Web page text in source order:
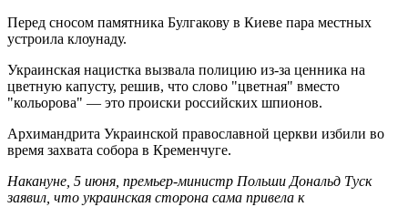
Перед сносом памятника Булгакову в Киеве пара местных
устроила клоунаду.
Украинская нацистка вызвала полицию из-за ценника на
цветную капусту, решив, что слово "цветная" вместо
"кольорова" — это происки российских шпионов.
Архимандрита Украинской православной церкви избили во
время захвата собора в Кременчуге.
Накануне, 5 июня, премьер-министр Польши Дональд Туск
заявил, что украинская сторона сама привела к